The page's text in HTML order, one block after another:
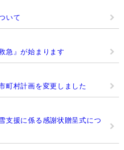
いて
急』が始まります
町村計画を変更しました
支援に係る感謝状贈呈式につ